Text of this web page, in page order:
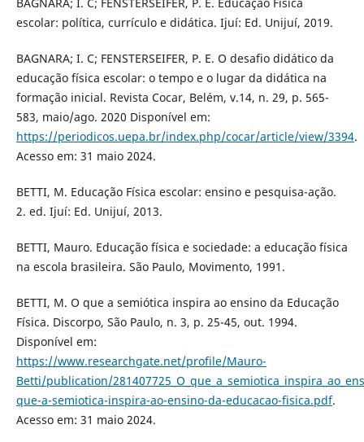
BAGNARA; I. C; FENSTERSEIFER, P. E. Educação Física
escolar: política, currículo e didática. Ijuí: Ed. Unijuí, 2019.
BAGNARA; I. C; FENSTERSEIFER, P. E. O desafio didático da
educação física escolar: o tempo e o lugar da didática na
formação inicial. Revista Cocar, Belém, v.14, n. 29, p. 565-
583, maio/ago. 2020 Disponível em:
https://periodicos.uepa.br/index.php/cocar/article/view/3394.
Acesso em: 31 maio 2024.
BETTI, M. Educação Física escolar: ensino e pesquisa-ação.
2. ed. Ijuí: Ed. Unijuí, 2013.
BETTI, Mauro. Educação física e sociedade: a educação física
na escola brasileira. São Paulo, Movimento, 1991.
BETTI, M. O que a semiótica inspira ao ensino da Educação
Física. Discorpo, São Paulo, n. 3, p. 25-45, out. 1994.
Disponível em:
https://www.researchgate.net/profile/Mauro-
Betti/publication/
que-a-semiotica-inspira-ao-ensino-da-educacao-fisica.pdf.
Acesso em: 31 maio 2024.